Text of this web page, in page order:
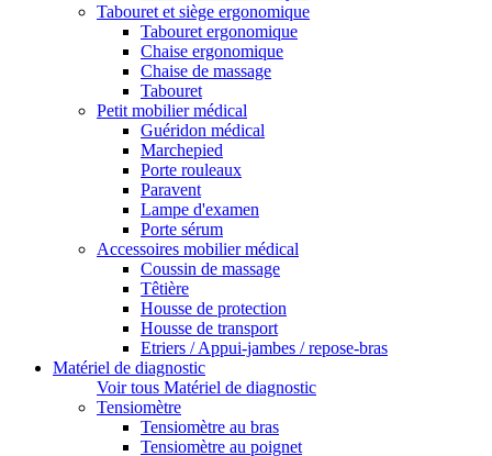
Tabouret et siège ergonomique
Tabouret ergonomique
Chaise ergonomique
Chaise de massage
Tabouret
Petit mobilier médical
Guéridon médical
Marchepied
Porte rouleaux
Paravent
Lampe d'examen
Porte sérum
Accessoires mobilier médical
Coussin de massage
Têtière
Housse de protection
Housse de transport
Etriers / Appui-jambes / repose-bras
Matériel de diagnostic
Voir tous Matériel de diagnostic
Tensiomètre
Tensiomètre au bras
Tensiomètre au poignet